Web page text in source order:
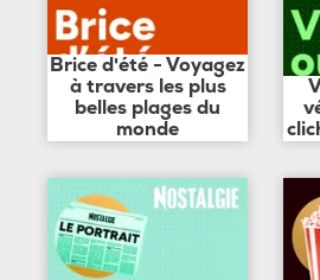
Brice d'été - Voyagez
à travers les plus
belles plages du
monde